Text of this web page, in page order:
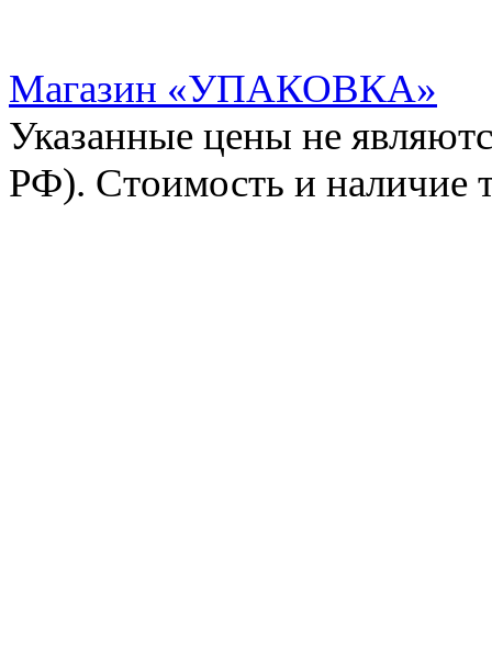
Магазин «УПАКОВКА»
Указанные цены не
РФ). Стоимость и наличие